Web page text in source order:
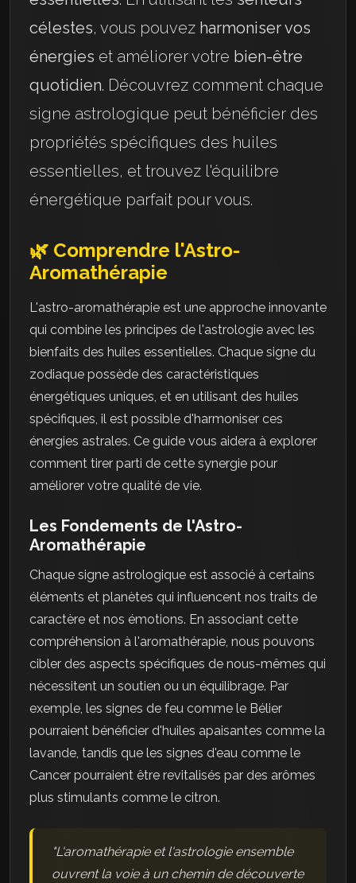
célestes, vous pouvez harmoniser vos
énergies et améliorer votre bien-être
quotidien. Découvrez comment chaque
signe astrologique peut bénéficier des
propriétés spécifiques des huiles
essentielles, et trouvez l'équilibre
énergétique parfait pour vous.
🌿 Comprendre l'Astro-
Aromathérapie
L'astro-aromathérapie est une approche innovante
qui combine les principes de l'astrologie avec les
bienfaits des huiles essentielles. Chaque signe du
zodiaque possède des caractéristiques
énergétiques uniques, et en utilisant des huiles
spécifiques, il est possible d'harmoniser ces
énergies astrales. Ce guide vous aidera à explorer
comment tirer parti de cette synergie pour
améliorer votre qualité de vie.
Les Fondements de l'Astro-
Aromathérapie
Chaque signe astrologique est associé à certains
éléments et planètes qui influencent nos traits de
caractère et nos émotions. En associant cette
compréhension à l'aromathérapie, nous pouvons
cibler des aspects spécifiques de nous-mêmes qui
nécessitent un soutien ou un équilibrage. Par
exemple, les signes de feu comme le Bélier
pourraient bénéficier d'huiles apaisantes comme la
lavande, tandis que les signes d'eau comme le
Cancer pourraient être revitalisés par des arômes
plus stimulants comme le citron.
"L'aromathérapie et l'astrologie ensemble
ouvrent la voie à un chemin de découverte